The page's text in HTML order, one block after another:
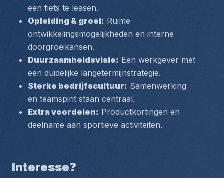
een fiets te leasen.
Opleiding & groei: Ruime
ontwikkelingsmogelijkheden en interne
doorgroeikansen.
Duurzaamheidsvisie: Een werkgever met
een duidelijke langetermijnstrategie.
Sterke bedrijfscultuur: Samenwerking
en teamspirit staan centraal.
Extra voordelen: Productkortingen en
deelname aan sportieve activiteiten.
Interesse?